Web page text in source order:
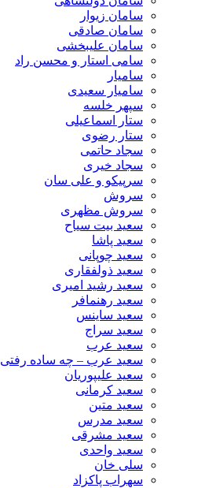
سامان زیوار
سامان صادقی
سامان علیبخشی
سامی استار و محسن راد
سامیار
سامیار سعیدی
سپهر خلسه
ستار اسماعیلی
ستار رضوی
سجاد حاتمی
سجاد خیری
سرپیکو و علی سان
سروش
سروش مظهری
سعید بیت سیاح
سعید پاشا
سعید چوپانی
سعید ذولفقاری
سعید رشید امیری
سعید رهنمافر
سعید ساینس
سعید سراج
سعید عرب
سعید عرب – چه ساده رفتی
سعید علیپوریان
سعید کرمانی
سعید متین
سعید مدرس
سعید مشرقی
سعید واحدی
سلی خان
سهراب پاکزاد